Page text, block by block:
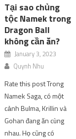
Tại sao chủng
tộc Namek trong
Dragon Ball
không cần ăn?
January 3, 2023
Quynh Nhu
Rate this post Trong
Namek Saga, có một
cảnh Bulma, Krillin và
Gohan đang ăn cùng
nhau. Họ cũng có